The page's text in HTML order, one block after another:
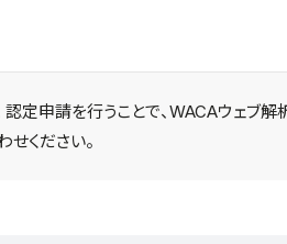
定申請を行うことで、WACAウェブ
せください。